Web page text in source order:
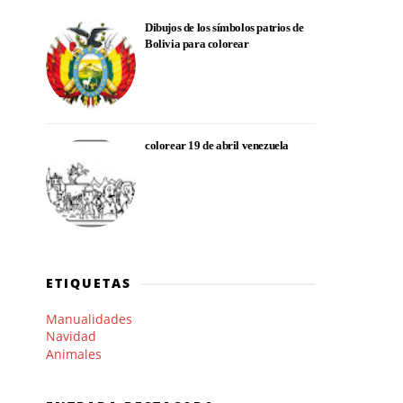
Dibujos de los símbolos patrios de
Bolivia para colorear
colorear 19 de abril venezuela
ETIQUETAS
Manualidades
Navidad
Animales